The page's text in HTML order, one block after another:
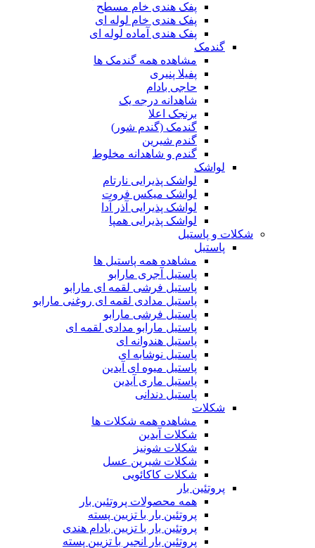
پفک هندی خام مسطح
پفک هندی خام لوله ای
پفک هندی آماده لوله ای
گندمک
مشاهده همه گندمک ها
پفیلا پنیری
حاجی بادام
شاهدانه درجه یک
برنجک اعلا
گندمک (گندم شور)
گندم شیرین
گندم و شاهدانه مخلوط
لواشک
لواشک پذیرایی نارتام
لواشک میکس فروت
لواشک پذیرایی آذر آدا
لواشک پذیرایی همپا
شکلات و پاستیل
پاستیل
مشاهده همه پاستیل ها
پاستیل آجری مارابو
پاستیل فرشی لقمه ای مارابو
پاستیل مدادی لقمه ای روغنی مارابو
پاستیل فرشی مارابو
پاستیل مارابو مدادی لقمه ای
پاستیل هندوانه ای
پاستیل نوشابه ای
پاستیل میوه ای آیدین
پاستیل ماری آیدین
پاستیل دندانی
شکلات
مشاهده همه شکلات ها
شکلات آیدین
شکلات شونیز
شکلات شیرین عسل
شکلات کاکائویی
پروتئین بار
همه محصولات پروتئین بار
پروتئین بار با تزیین پسته
پروتئین بار با تزیین بادام هندی
پروتئین بار انجیر با تزیین پسته